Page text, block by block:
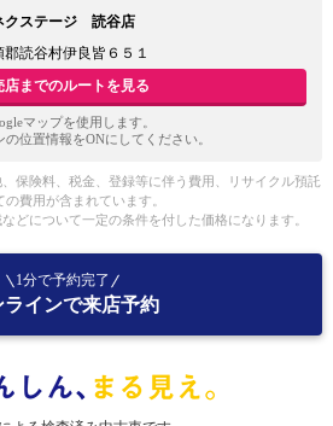
クステージ 読谷店
郡読谷村伊良皆６５１
店までのルートを見る
マップを使用します。
の位置情報をONにしてください。
保険料、税金、登録等に伴う費用、リサイクル預託
費用が含まれています。
どについて一定の条件を付した価格になります。
1分で予約完了
ラインで来店予約